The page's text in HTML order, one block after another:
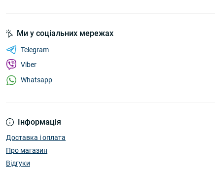
Інформація
Доставка і оплата
Про магазин
Відгуки
Ми у соціальних мережах
Telegram
Viber
Whatsapp